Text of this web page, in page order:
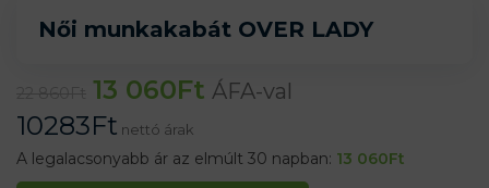
Női munkakabát OVER LADY
13 060Ft ÁFA-val
10283Ft nettó árak
A legalacsonyabb ár az elmúlt 30 napban: 13 060Ft